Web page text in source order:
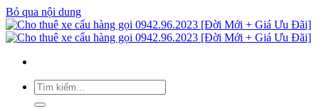
Bỏ qua nội dung